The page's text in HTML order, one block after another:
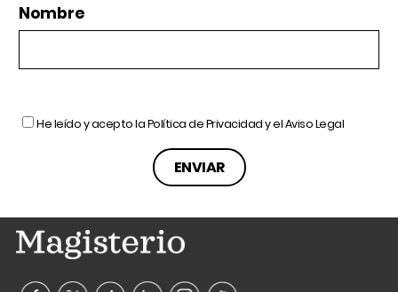
Nombre
He leído y acepto laPolítica de Privacidady elAviso Legal